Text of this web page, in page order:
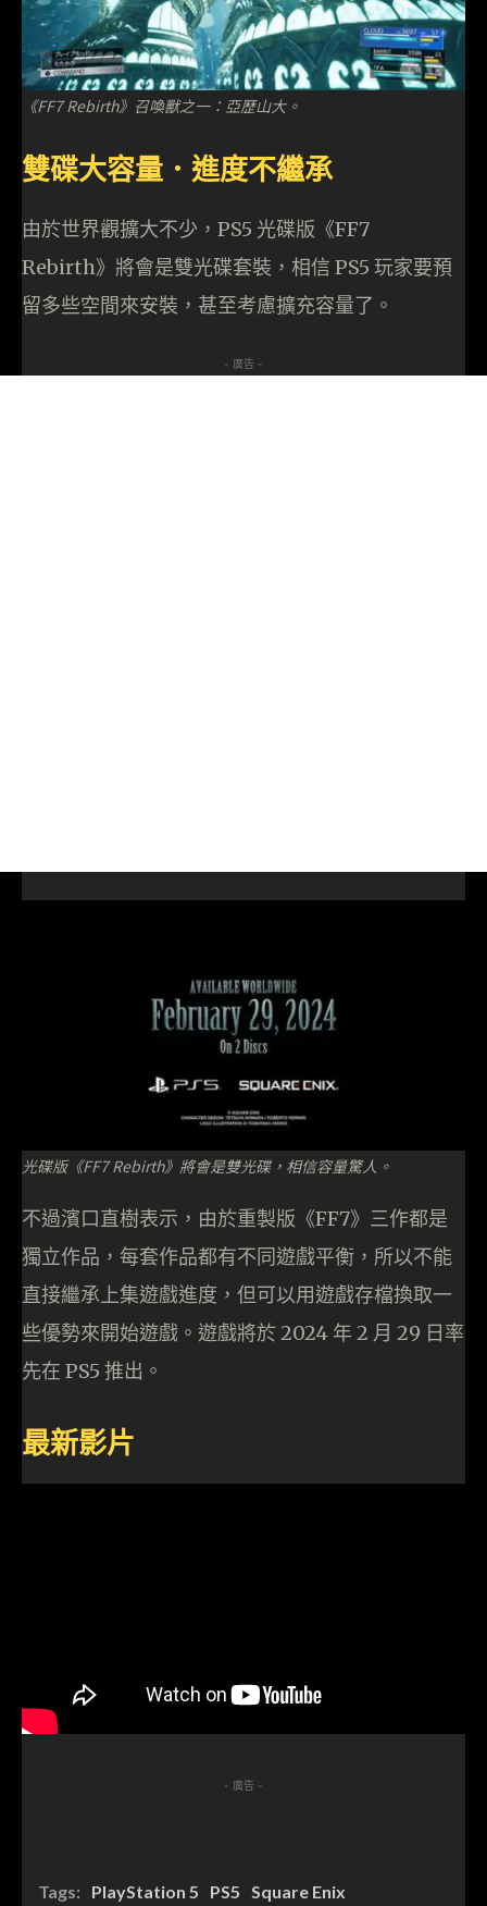
《FF7 Rebirth》召喚獸之一：亞歷山大。
雙碟大容量．進度不繼承
由於世界觀擴大不少，PS5 光碟版《FF7
Rebirth》將會是雙光碟套裝，相信 PS5 玩家要預
留多些空間來安裝，甚至考慮擴充容量了。
- 廣告 -
光碟版《FF7 Rebirth》將會是雙光碟，相信容量驚人。
不過濱口直樹表示，由於重製版《FF7》三作都是
獨立作品，每套作品都有不同遊戲平衡，所以不能
直接繼承上集遊戲進度，但可以用遊戲存檔換取一
些優勢來開始遊戲。遊戲將於 2024 年 2 月 29 日率
先在 PS5 推出。
最新影片
- 廣告 -
Tags: PlayStation 5 PS5 Square Enix